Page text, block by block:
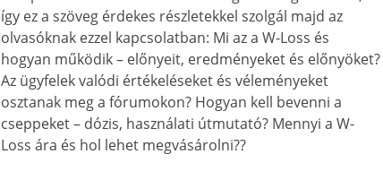
így ez a szöveg érdekes részletekkel szolgál majd az
olvasóknak ezzel kapcsolatban: Mi az a W-Loss és
hogyan működik – előnyeit, eredményeket és előnyöket?
Az ügyfelek valódi értékeléseket és véleményeket
osztanak meg a fórumokon? Hogyan kell bevenni a
cseppeket – dózis, használati útmutató? Mennyi a W-
Loss ára és hol lehet megvásárolni??